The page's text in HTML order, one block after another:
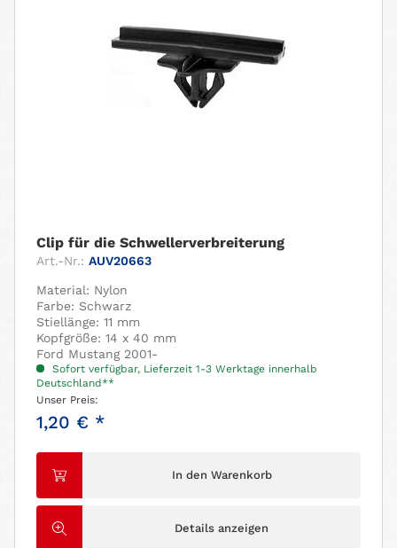
Clip für die Schwellerverbreiterung
Art.-Nr.: AUV20663
Material: Nylon
Farbe: Schwarz
Stiellänge: 11 mm
Kopfgröße: 14 x 40 mm
Ford Mustang 2001-
Sofort verfügbar, Lieferzeit 1-3 Werktage innerhalb
Deutschland**
Unser Preis:
1,20 € *
In den Warenkorb
Details anzeigen